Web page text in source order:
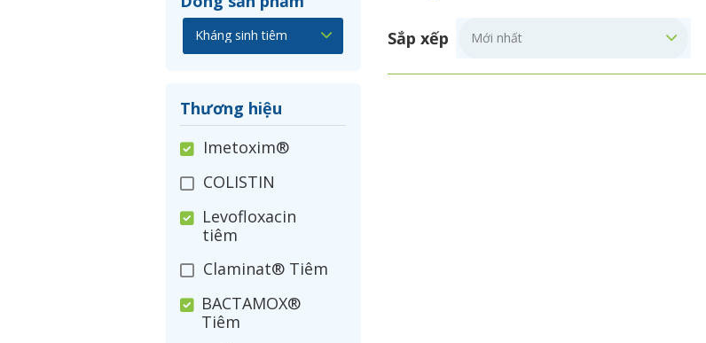
Thương hiệu
Imetoxim®
COLISTIN
Levofloxacin
tiêm
Claminat® Tiêm
BACTAMOX®
Tiêm
Sắp xếp